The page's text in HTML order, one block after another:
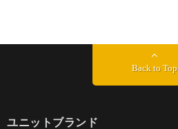
Back to Top
ユニットブランド